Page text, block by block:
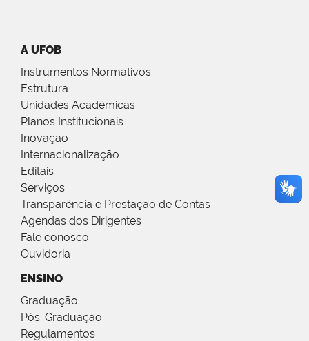
A UFOB
Instrumentos Normativos
Estrutura
Unidades Acadêmicas
Planos Institucionais
Inovação
Internacionalização
Editais
Serviços
Transparência e Prestação de Contas
Agendas dos Dirigentes
Fale conosco
Ouvidoria
ENSINO
Graduação
Pós-Graduação
Regulamentos